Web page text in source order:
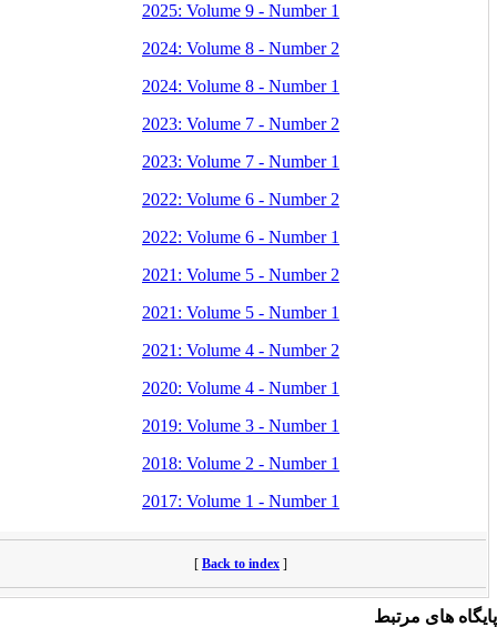
2025: Volume 9 - Number 1
2024: Volume 8 - Number 2
2024: Volume 8 - Number 1
2023: Volume 7 - Number 2
2023: Volume 7 - Number 1
2022: Volume 6 - Number 2
2022: Volume 6 - Number 1
2021: Volume 5 - Number 2
2021: Volume 5 - Number 1
2021: Volume 4 - Number 2
2020: Volume 4 - Number 1
2019: Volume 3 - Number 1
2018: Volume 2 - Number 1
2017: Volume 1 - Number 1
[Back to index
مرتبط